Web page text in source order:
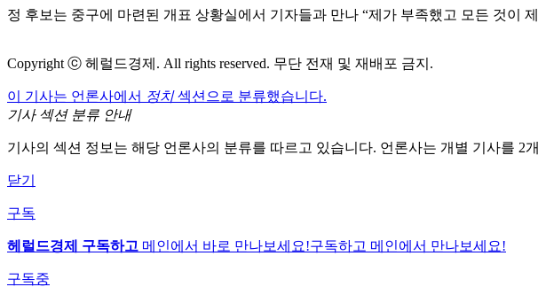
정 후보는 중구에 마련된 개표 상황실에서 기자들과 만나 “제가 부족했고 모든 것이
Copyright ⓒ 헤럴드경제. All rights reserved. 무단 전재 및 재배포 금지.
이 기사는 언론사에서 정치섹션으로 분류했습니다.
기사 섹션 분류 안내
기사의 섹션 정보는 해당 언론사의 분류를 따르고 있습니다. 언론사는 개별 기사를 2
닫기
구독
헤럴드경제 구독하고 메인에서 바로 만나보세요!구독하고 메인에서 만나보세요!
구독중